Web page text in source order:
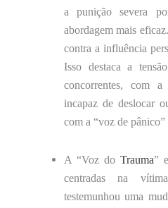
a punição severa
abordagem mais
contra a influência
Isso destaca a
concorrentes, com a
incapaz de deslocar
com a “voz de pânico”
A “Voz do Trauma”
centradas na
testemunhou uma